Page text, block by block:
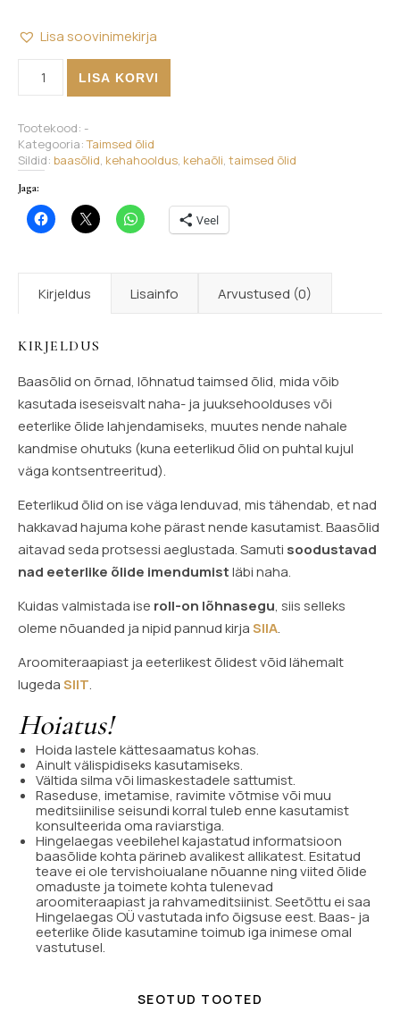
Lisa soovinimekirja
LISA KORVI
Tootekood: -
Kategooria:Taimsed õlid
Sildid: baasõlid, kehahooldus, kehaõli, taimsed õlid
Jaga:
Veel
Kirjeldus Lisainfo Arvustused (0)
KIRJELDUS
Baasõlid on õrnad, lõhnatud taimsed õlid, mida võib
kasutada iseseisvalt naha- ja juuksehoolduses või
eeterlike õlide lahjendamiseks, muutes nende nahale
kandmise ohutuks (kuna eeterlikud õlid on puhtal kujul
väga kontsentreeritud).
Eeterlikud õlid on ise väga lenduvad, mis tähendab, et nad
hakkavad hajuma kohe pärast nende kasutamist. Baasõlid
aitavad seda protsessi aeglustada. Samuti soodustavad
nad eeterlike õlide imendumistläbi naha.
Kuidas valmistada ise roll-on lõhnasegu, siis selleks
oleme nõuanded ja nipid pannud kirjaSIIA.
Aroomiteraapiast ja eeterlikest õlidest võid lähemalt
lugedaSIIT.
Hoiatus!
Hoida lastele kättesaamatus kohas.
Ainult välispidiseks kasutamiseks.
Vältida silma või limaskestadele sattumist.
Raseduse, imetamise, ravimite võtmise või muu
meditsiinilise seisundi korral tuleb enne kasutamist
konsulteerida oma raviarstiga.
Hingelaegas veebilehel kajastatud informatsioon
baasõlide kohta pärineb avalikest allikatest. Esitatud
teave ei ole tervishoiualane nõuanne ning viited õlide
omaduste ja toimete kohta tulenevad
aroomiteraapiast ja rahvameditsiinist. Seetõttu ei saa
Hingelaegas OÜ vastutada info õigsuse eest. Baas- ja
eeterlike õlide kasutamine toimub iga inimese omal
vastutusel.
SEOTUD TOOTED